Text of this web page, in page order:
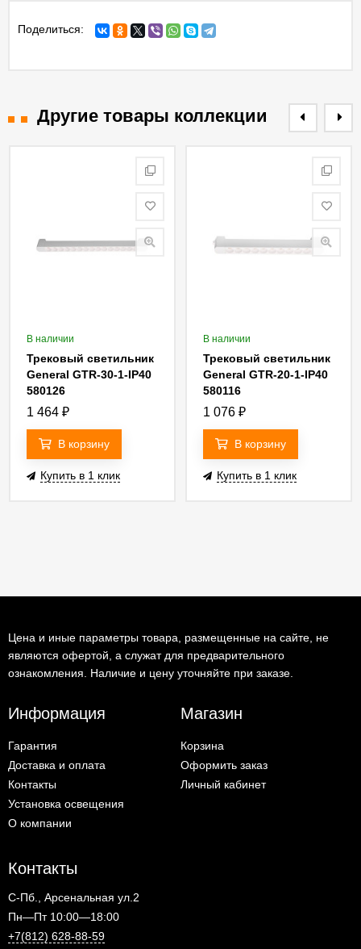
Поделиться:
Другие товары коллекции
В наличии
Трековый светильник
General GTR-30-1-IP40
580126
1 464 ₽
В корзину
Купить в 1 клик
В наличии
Трековый светильник
General GTR-20-1-IP40
580116
1 076 ₽
В корзину
Купить в 1 клик
Цена и иные параметры товара, размещенные на сайте, не
являются офертой, а служат для предварительного
ознакомления. Наличие и цену уточняйте при заказе.
Информация
Гарантия
Доставка и оплата
Контакты
Установка освещения
О компании
Магазин
Корзина
Оформить заказ
Личный кабинет
Контакты
С-Пб., Арсенальная ул.2
Пн—Пт 10:00—18:00
+7(812) 628-88-59